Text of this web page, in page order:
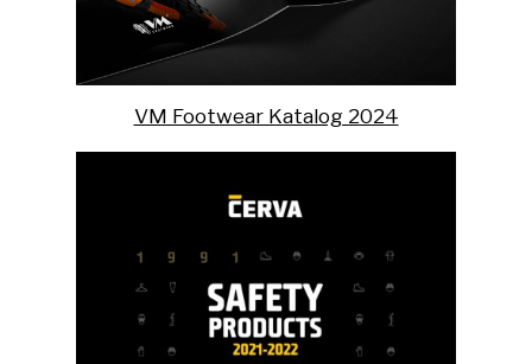
VM Footwear Katalog 2024